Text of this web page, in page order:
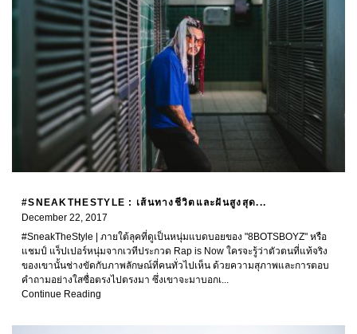
#SNEAKTHESTYLE : เส้นทางชีวิตและฝันสูงสุด...
December 22, 2017
#SneakTheStyle | ภายใต้ลุคที่ดูเป็นหนุ่มแบดบอยของ "8BOTSBOYZ" หรือ
แชมป์ แร็ปเปอร์หนุ่มจากเวทีประกวด Rap is Now ใครจะรู้ว่าตัวตนที่แท้จริง
ของเขานั้นช่างขัดกับภาพลักษณ์ที่คนทั่วไปเห็น ด้วยความสุภาพและการตอบ
คำถามอย่างใสซื่อตรงไปตรงมา ซึ่งเขาจะมาบอกเ...
Continue Reading